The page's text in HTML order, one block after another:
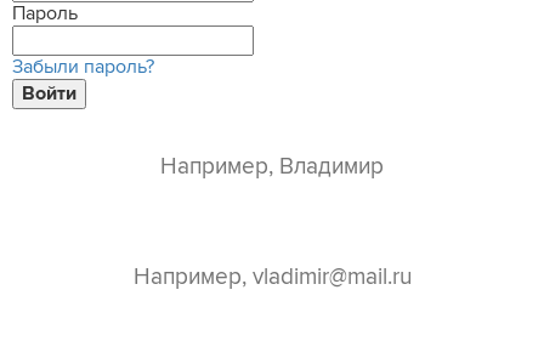
Пароль
Забыли пароль?
Войти